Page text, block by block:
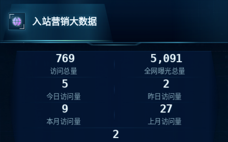
入站营销大数据
769
访问总量
5,091
全网曝光总量
5
今日访问量
2
昨日访问量
9
本月访问量
27
上月访问量
2